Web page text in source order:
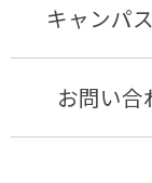
キャンパ
お問い合